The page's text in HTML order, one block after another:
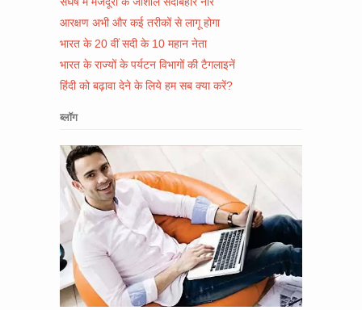
आरक्षण अभी और कई तरीकों से लागू होगा
भारत के 20 वीं सदी के 10 महान नेता
भारत के राज्यों के पर्यटन विभागों की टैगलाइनें
हिंदी को बढ़ावा देने के लिये हम सब क्या करें?
ब्लॉग